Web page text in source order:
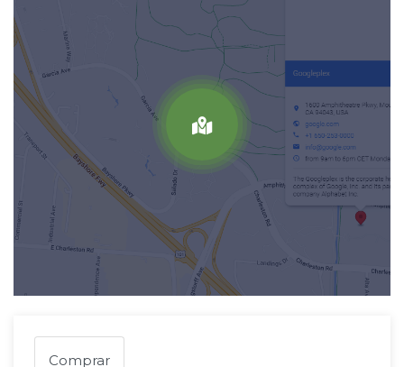
Comprar